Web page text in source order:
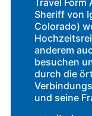
Sheriff von
Colorado)
anderem
besuchen
durch die
und seine